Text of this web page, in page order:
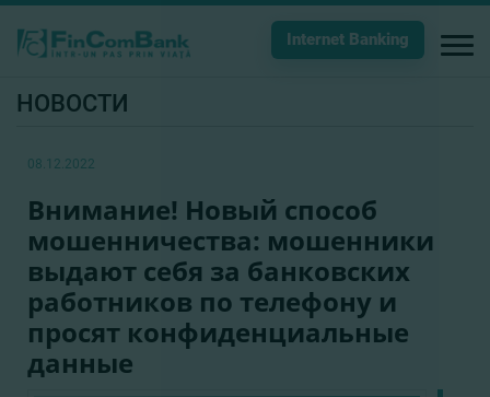
Internet Banking
НОВОСТИ
08.12.2022
Внимание! Новый способ
мошенничества: мошенники
выдают себя за банковских
работников по телефону и
просят конфиденциальные
данные